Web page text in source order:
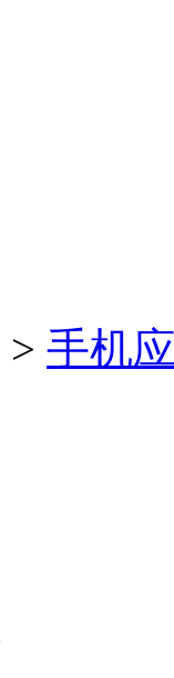
> 手机